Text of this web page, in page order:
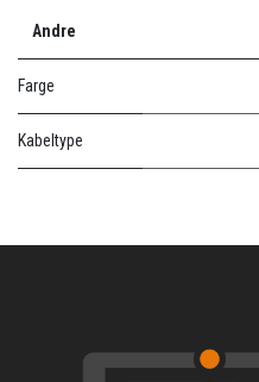
Andre
Farge
Kabeltype